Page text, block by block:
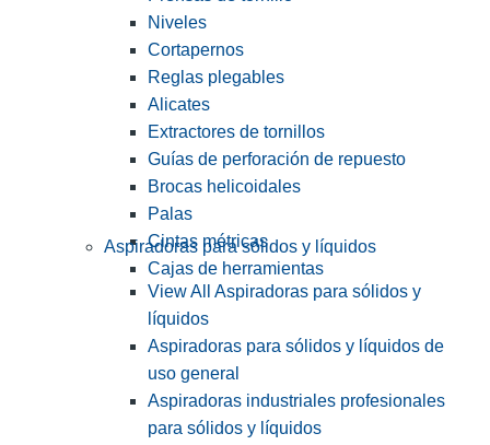
Niveles
Cortapernos
Reglas plegables
Alicates
Extractores de tornillos
Guías de perforación de repuesto
Brocas helicoidales
Palas
Cintas métricas
Cajas de herramientas
Aspiradoras para sólidos y líquidos
View All Aspiradoras para sólidos y
líquidos
Aspiradoras para sólidos y líquidos de
uso general
Aspiradoras industriales profesionales
para sólidos y líquidos